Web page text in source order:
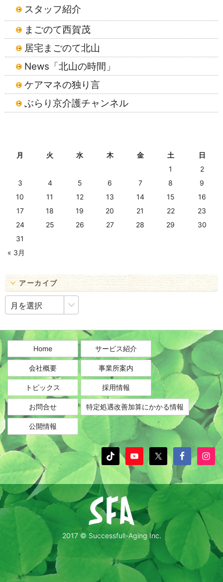
スタッフ紹介
まごのて西賀茂
居宅まごのて北山
News「北山の時間」
ケアマネの独り言
ぶらり京介護チャンネル
月 火 水 木 金 土
日
1
2
3
4 5 6 7 8
9
10
11 12 13 14 15
16
17
18 19 20 21 22
23
24
25 26 27 28 29
30
31
« 3月
アーカイブ
ア
ー
カ
ブ
Home
サービス紹介
会社概要 事業所案内
トピックス 採用情報
お問合せ 特定処遇改善加算にかかる情報
公開情報
2017 © Successfull-Aging Inc.